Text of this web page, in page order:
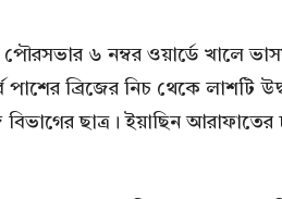
পৌরসভার ৬ নম্বর ওয়ার্ডে খালে
পাশের ব্রিজের নিচ থেকে
ছাত্র। ইয়াছিন